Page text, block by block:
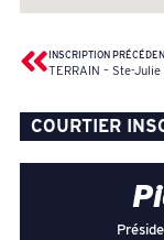
INSCRIPTION
COURTIER